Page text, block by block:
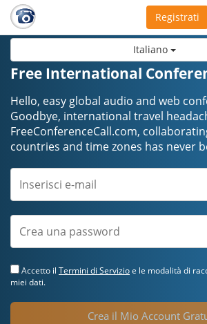
Italiano
Registrati
Free International
Hello, easy global audio and web
Goodbye, international travel
FreeConferenceCall.com,
countries and time zones has never
Accetto il Termini di Servizioe le modalità di
miei dati.
Crea il Mio Account